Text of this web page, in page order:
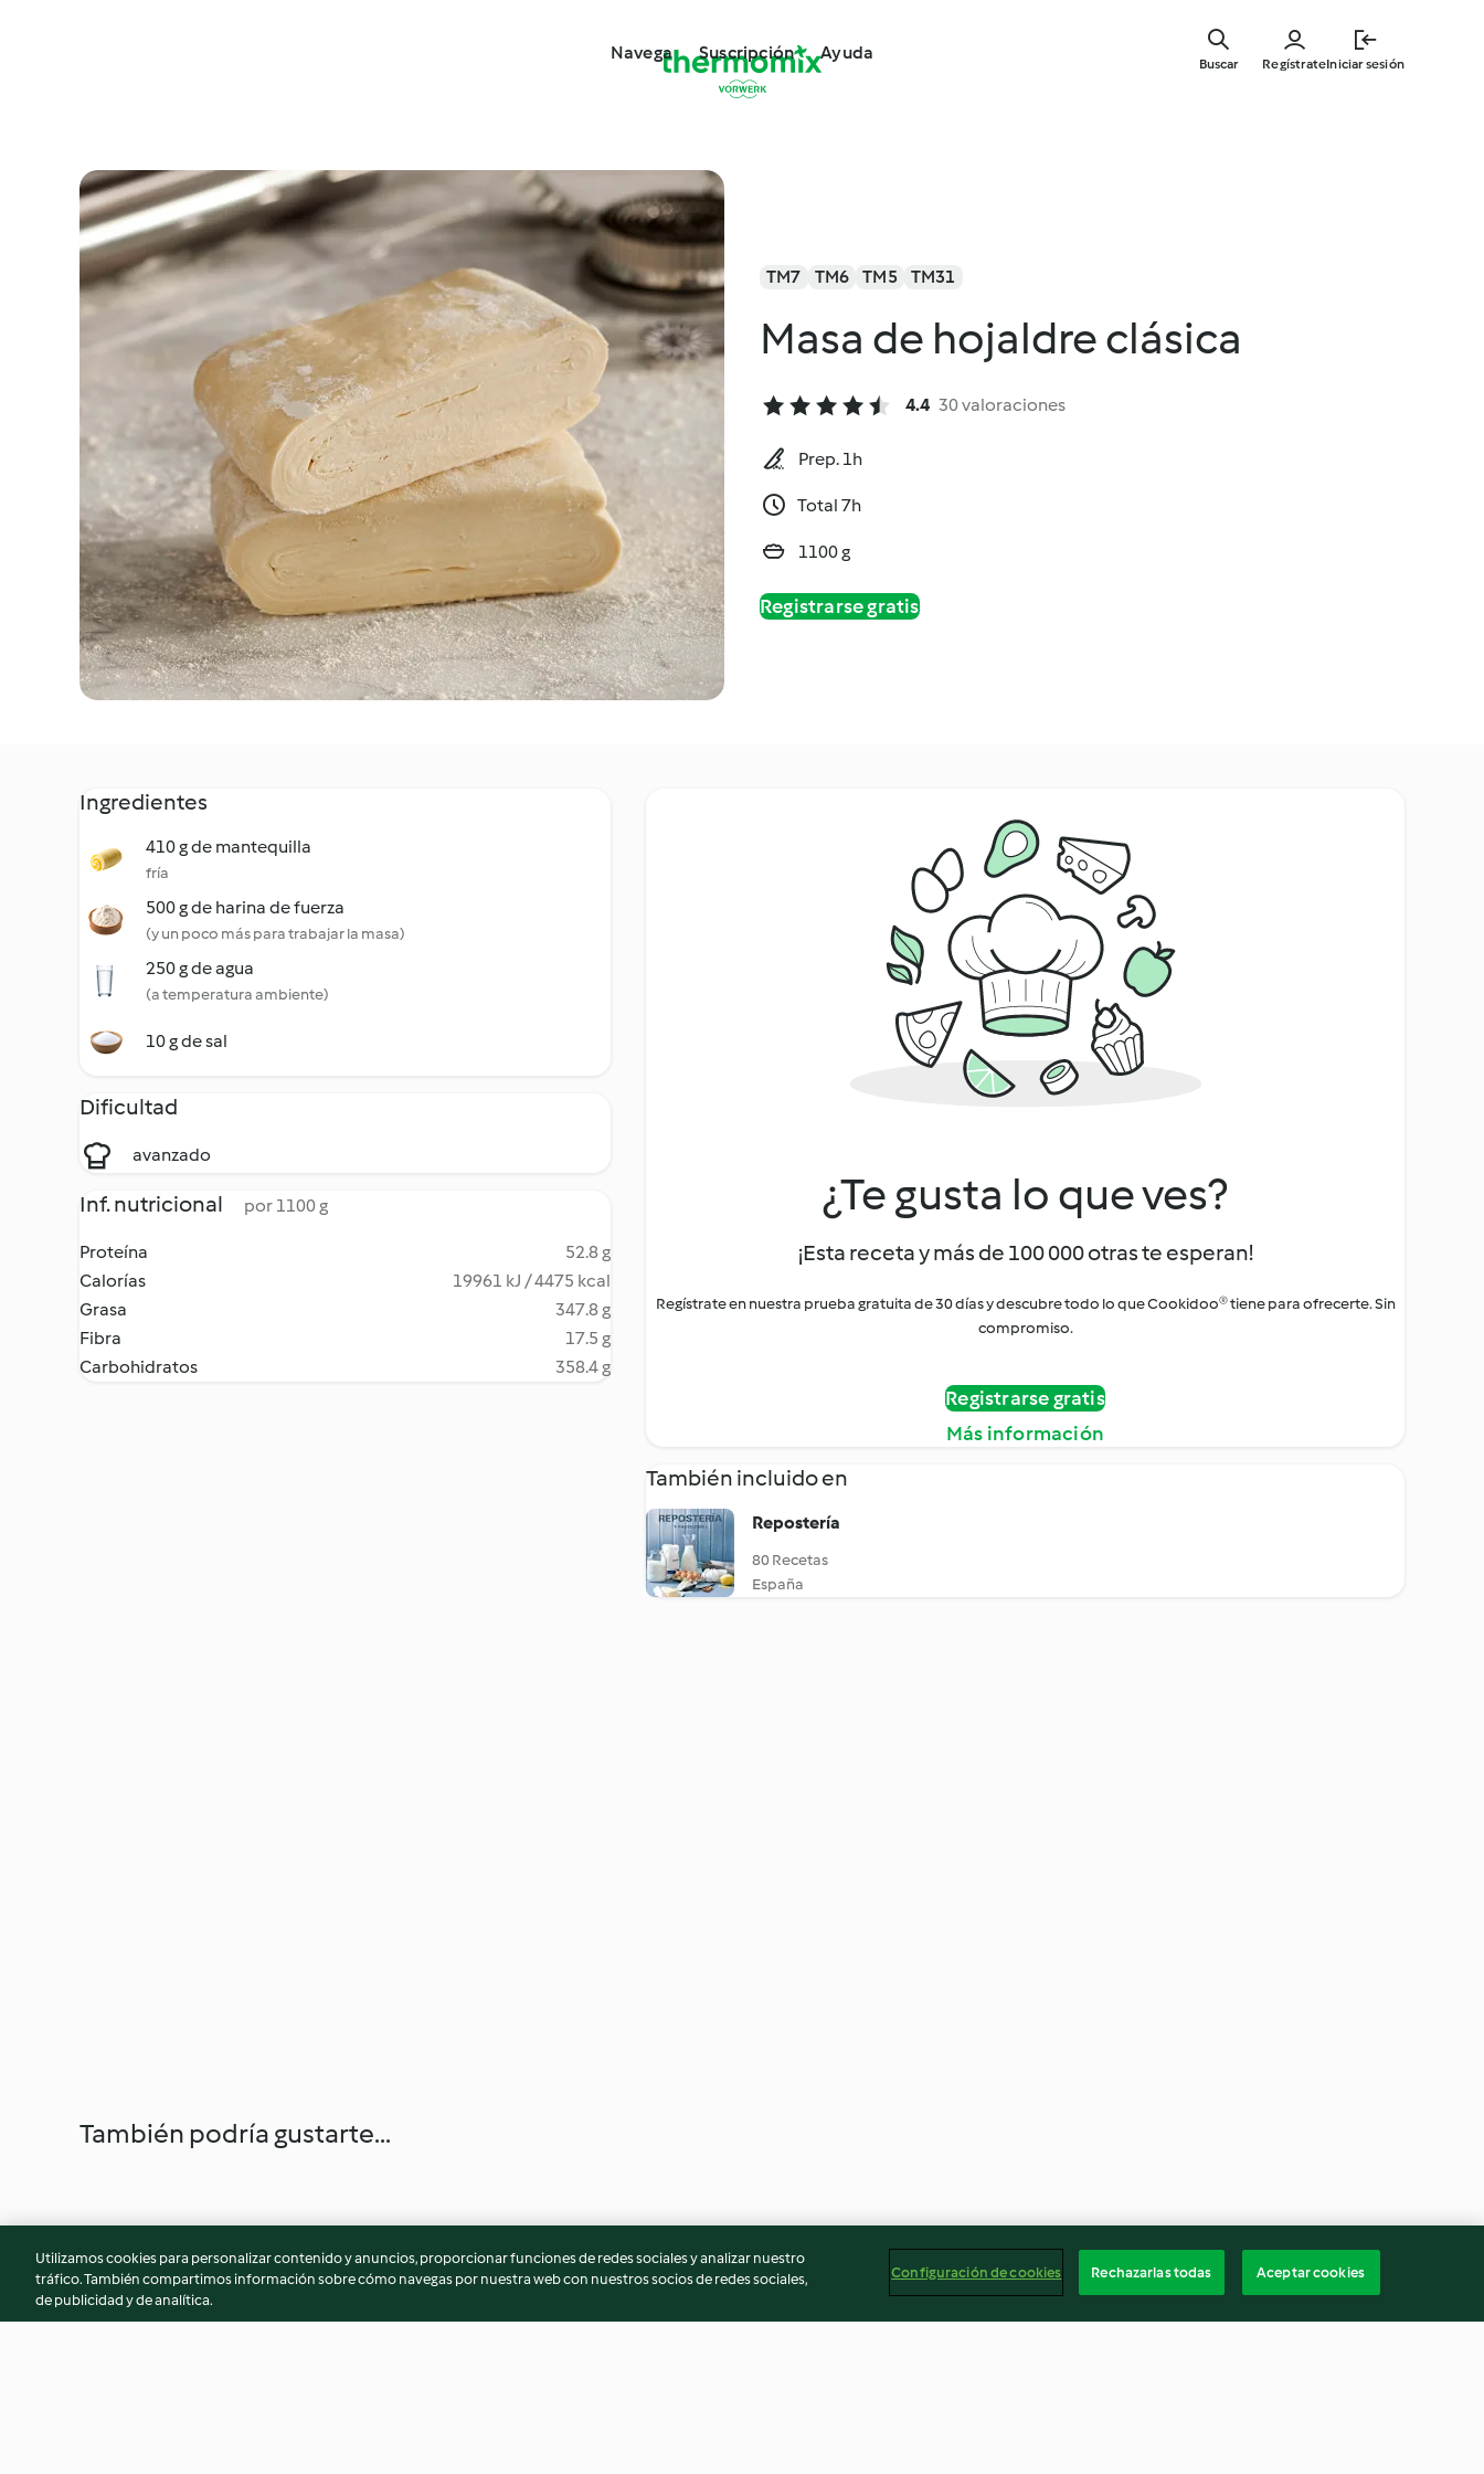
Navega Suscripción Ayuda
RegístrateIniciar sesión
Buscar
TM7 TM6 TM5 TM31
Masa de hojaldre clásica
4.4 30 valoraciones
Prep. 1h
Total 7h
1100 g
Registrarse gratis
Ingredientes
410 g de mantequilla
fría
500 g de harina de fuerza
(y un poco más para trabajar la masa)
250 g de agua
(a temperatura ambiente)
10 g de sal
Dificultad
avanzado
Inf. nutricional por 1100 g
Proteína
52.8 g
Calorías
19961 kJ / 4475 kcal
Grasa
347.8 g
Fibra
17.5 g
Carbohidratos
358.4 g
¿Te gusta lo que ves?
¡Esta receta y más de 100 000 otras te esperan!
Regístrate en nuestra prueba gratuita de 30 días y descubre todo lo que Cookidoo® tiene para ofrecerte. Sin
compromiso.
Registrarse gratis
Más información
También incluido en
Repostería
80 Recetas
España
También podría gustarte...
Utilizamos cookies para personalizar contenido y anuncios, proporcionar funciones de redes sociales y analizar nuestro
tráfico. También compartimos información sobre cómo navegas por nuestra web con nuestros socios de redes sociales,
de publicidad y de analítica.
Configuración de cookies Rechazarlas todas Aceptar cookies